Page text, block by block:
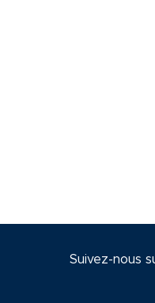
Suivez-nous